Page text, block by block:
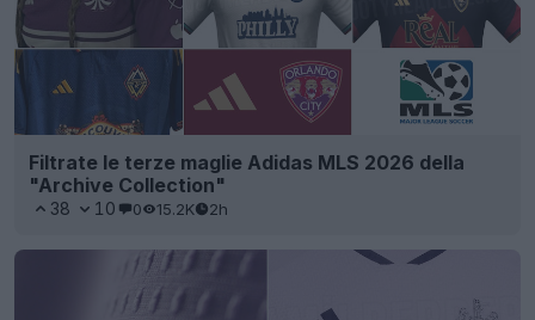
Filtrate le terze maglie Adidas MLS 2026 della
"Archive Collection"
38 10 0 15.2K 2h